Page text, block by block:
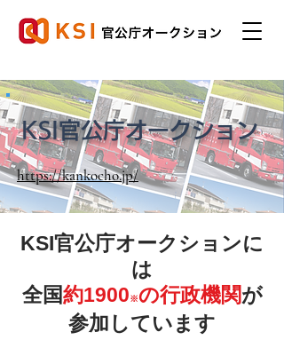
KSI官公庁オークション
https://kankocho.jp/
KSI官公庁オークションに
は
全国約1900※の行政機関が
参加しています